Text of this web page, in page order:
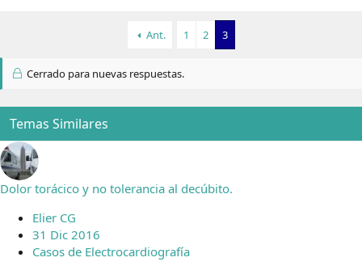
Ant. 1 2 3
Cerrado para nuevas respuestas.
Temas Similares
Dolor torácico y no tolerancia al decúbito.
Elier CG
31 Dic 2016
Casos de Electrocardiografía